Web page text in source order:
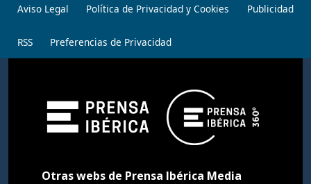
Aviso Legal Política de Privacidad y Cookies Publicidad
RSS Preferencias de Privacidad
Otras webs de Prensa Ibérica Media